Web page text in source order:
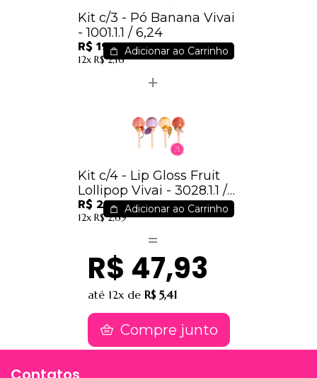
Kit c/3 - Pó Banana Vivai
- 1001.1.1 / 6,24
R$ 19,14
12x R$ 2,16
Adicionar ao Carrinho
Kit c/4 - Lip Gloss Fruit
Lollipop Vivai - 3028.1.1 /
5,95
R$ 23,80
12x R$ 2,69
Adicionar ao Carrinho
R$ 47,93
até 12x de R$ 5,41
Compre junto